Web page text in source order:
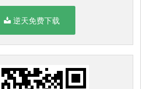
逆天免费下载